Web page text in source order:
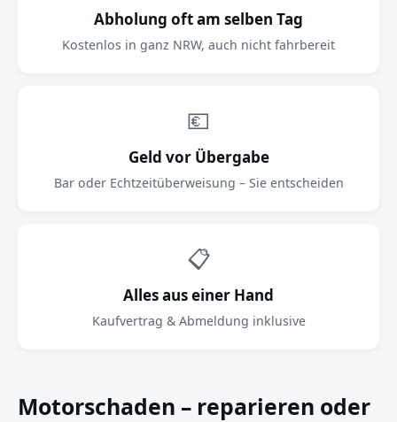
Abholung oft am selben Tag
Kostenlos in ganz NRW, auch nicht fahrbereit
💶
Geld vor Übergabe
Bar oder Echtzeitüberweisung – Sie entscheiden
📋
Alles aus einer Hand
Kaufvertrag & Abmeldung inklusive
Motorschaden – reparieren oder